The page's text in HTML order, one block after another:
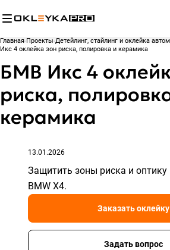
Главная Проекты Детейлинг, стайлинг и оклейка
Икс 4 оклейка зон риска, полировка и керамика
БМВ Икс 4
риска,
керамика
13.01.2026
Защитить зоны риска и
BMW X4.
Заказать оклейку
Задать вопрос